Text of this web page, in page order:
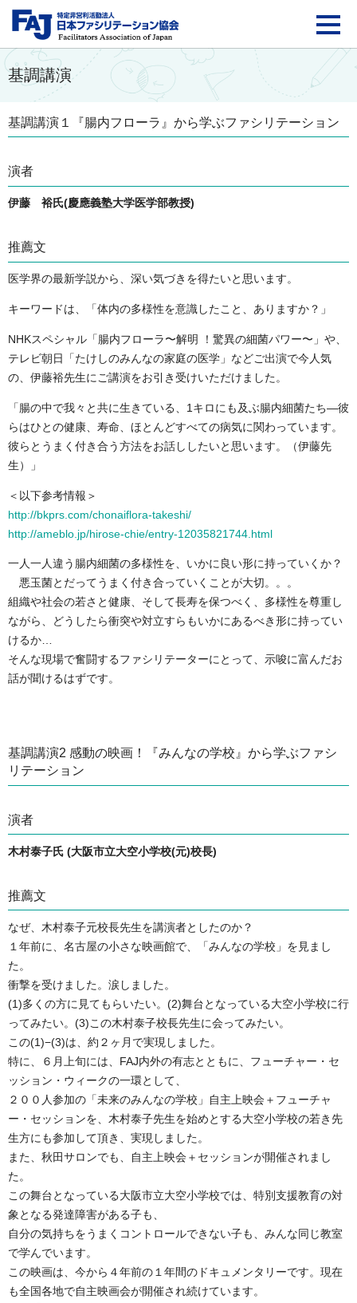
FAJ：特定非営利活動
基調講演
基調講演１『腸内フローラ』から学ぶファシリテーション
演者
伊藤 裕氏(慶應義塾大学医学部教授)
推薦文
医学界の最新学説から、深い気づきを得たいと思います。
キーワードは、「体内の多様性を意識したこと、ありますか？」
NHKスペシャル「腸内フローラ〜解明 ！驚異の細菌パワー〜」や、
テレビ朝日「たけしのみんなの家庭の医学」などご出演で今人気
の、伊藤裕先生にご講演をお引き受けいただけました。
「腸の中で我々と共に生きている、1キロにも及ぶ腸内細菌たち―彼
らはひとの健康、寿命、ほとんどすべての病気に関わっています。
彼らとうまく付き合う方法をお話ししたいと思います。（伊藤先
生）」
＜以下参考情報＞
http://bkprs.com/chonaiflora-takeshi/
http://ameblo.jp/hirose-chie/entry-12035821744.html
一人一人違う腸内細菌の多様性を、いかに良い形に持っていくか？
悪玉菌とだってうまく付き合っていくことが大切。。。
組織や社会の若さと健康、そして長寿を保つべく、多様性を尊重し
ながら、どうしたら衝突や対立すらもいかにあるべき形に持ってい
けるか…
そんな現場で奮闘するファシリテーターにとって、示唆に富んだお
話が聞けるはずです。
基調講演2 感動の映画！『みんなの学校』から学ぶファシ
リテーション
演者
木村泰子氏 (大阪市立大空小学校(元)校長)
推薦文
なぜ、木村泰子元校長先生を講演者としたのか？
１年前に、名古屋の小さな映画館で、「みんなの学校」を見まし
た。
衝撃を受けました。涙しました。
(1)多くの方に見てもらいたい。(2)舞台となっている大空小学校に行
ってみたい。(3)この木村泰子校長先生に会ってみたい。
この(1)−(3)は、約２ヶ月で実現しました。
特に、６月上旬には、FAJ内外の有志とともに、フューチャー・セ
ッション・ウィークの一環として、
２００人参加の「未来のみんなの学校」自主上映会＋フューチャ
ー・セッションを、木村泰子先生を始めとする大空小学校の若き先
生方にも参加して頂き、実現しました。
また、秋田サロンでも、自主上映会＋セッションが開催されまし
た。
この舞台となっている大阪市立大空小学校では、特別支援教育の対
象となる発達障害がある子も、
自分の気持ちをうまくコントロールできない子も、みんな同じ教室
で学んでいます。
この映画は、今から４年前の１年間のドキュメンタリーです。現在
も全国各地で自主映画会が開催され続けています。